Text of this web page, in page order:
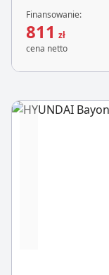
Finansowanie:
811 zł
cena netto